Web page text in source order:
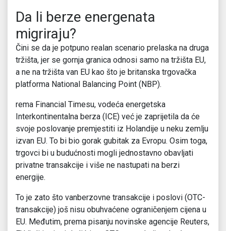
Da li berze energenata
migriraju?
Čini se da je potpuno realan scenario prelaska na druga
tržišta, jer se gornja granica odnosi samo na tržišta EU,
a ne na tržišta van EU kao što je britanska trgovačka
platforma National Balancing Point (NBP).
rema Financial Timesu, vodeća energetska
Interkontinentalna berza (ICE) već je zaprijetila da će
svoje poslovanje premjestiti iz Holandije u neku zemlju
izvan EU. To bi bio gorak gubitak za Evropu. Osim toga,
trgovci bi u budućnosti mogli jednostavno obavljati
privatne transakcije i više ne nastupati na berzi
energije.
To je zato što vanberzovne transakcije i poslovi (OTC-
transakcije) još nisu obuhvaćene ograničenjem cijena u
EU. Međutim, prema pisanju novinske agencije Reuters,